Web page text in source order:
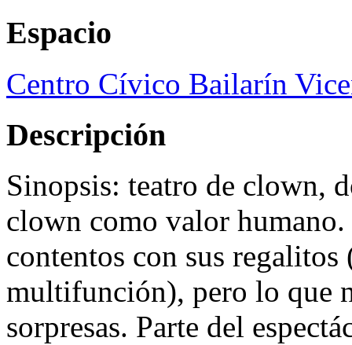
Espacio
Centro Cívico Bailarín
Descripción
Sinopsis: teatro de clown,
clown como valor
contentos con sus
multifunción), pero lo que
sorpresas. Parte del